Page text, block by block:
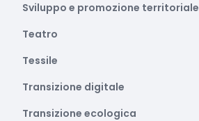
Sviluppo e promozione territoriale
Teatro
Tessile
Transizione digitale
Transizione ecologica